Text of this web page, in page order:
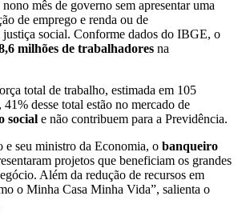
mês de governo sem apresentar uma
de emprego e renda ou de
social. Conforme dados do IBGE, o
milhões de trabalhadores na
total de trabalho, estimada em 105
desse total estão no mercado de
social e não contribuem para a Previdência.
e seu ministro da Economia, o banqueiro
projetos que beneficiam os grandes
Além da redução de recursos em
o Minha Casa Minha Vida”, salienta o